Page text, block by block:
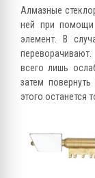
Алмазные
ней при помощи
элемент. В
всего лишь
затем
этого останется